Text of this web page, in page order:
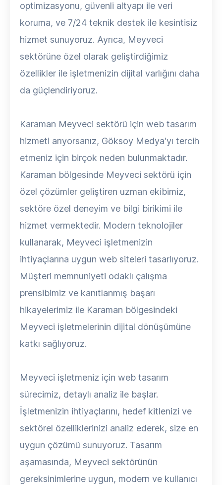
optimizasyonu, güvenli altyapı ile veri
koruma, ve 7/24 teknik destek ile kesintisiz
hizmet sunuyoruz. Ayrıca, Meyveci
sektörüne özel olarak geliştirdiğimiz
özellikler ile işletmenizin dijital varlığını daha
da güçlendiriyoruz.
Karaman Meyveci sektörü için web tasarım
hizmeti arıyorsanız, Göksoy Medya'yı tercih
etmeniz için birçok neden bulunmaktadır.
Karaman bölgesinde Meyveci sektörü için
özel çözümler geliştiren uzman ekibimiz,
sektöre özel deneyim ve bilgi birikimi ile
hizmet vermektedir. Modern teknolojiler
kullanarak, Meyveci işletmenizin
ihtiyaçlarına uygun web siteleri tasarlıyoruz.
Müşteri memnuniyeti odaklı çalışma
prensibimiz ve kanıtlanmış başarı
hikayelerimiz ile Karaman bölgesindeki
Meyveci işletmelerinin dijital dönüşümüne
katkı sağlıyoruz.
Meyveci işletmeniz için web tasarım
sürecimiz, detaylı analiz ile başlar.
İşletmenizin ihtiyaçlarını, hedef kitlenizi ve
sektörel özelliklerinizi analiz ederek, size en
uygun çözümü sunuyoruz. Tasarım
aşamasında, Meyveci sektörünün
gereksinimlerine uygun, modern ve kullanıcı